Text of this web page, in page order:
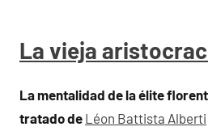
La vieja
La mentalidad de la élite
tratado de Léon Battista Alberti